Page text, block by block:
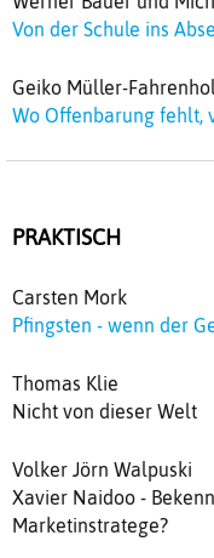
Von der Schule ins
Geiko Müller-
Wo Offenbarung fehlt,
PRAKTISCH
Carsten Mork
Pfingsten - wenn der
Thomas Klie
Nicht von dieser Welt
Volker Jörn Walpuski
Xavier Naidoo -
Marketinstratege?